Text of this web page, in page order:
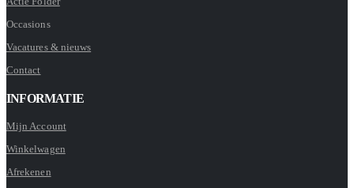
Occasions
Vacatures & nieuws
Contact
INFORMATIE
Mijn Account
Winkelwagen
Afrekenen